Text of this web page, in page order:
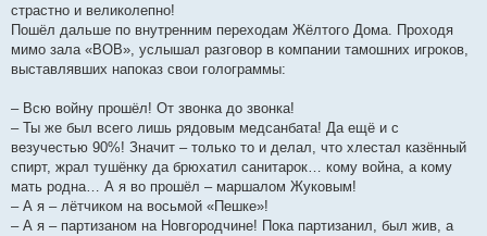
страстно и великолепно!
Пошёл дальше по внутренним переходам Жёлтого Дома. Проходя
мимо зала «ВОВ», услышал разговор в компании тамошних игроков,
выставлявших напоказ свои голограммы:
– Всю войну прошёл! От звонка до звонка!
– Ты же был всего лишь рядовым медсанбата! Да ещё и с
везучестью 90%! Значит – только то и делал, что хлестал казённый
спирт, жрал тушёнку да брюхатил санитарок… кому война, а кому
мать родна… А я во прошёл – маршалом Жуковым!
– А я – лётчиком на восьмой «Пешке»!
– А я – партизаном на Новгородчине! Пока партизанил, был жив, а